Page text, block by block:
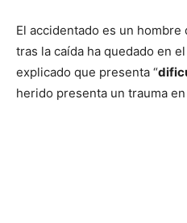
El accidentado es un hombre
tras la caída ha quedado en
explicado que presenta “
herido presenta un trauma